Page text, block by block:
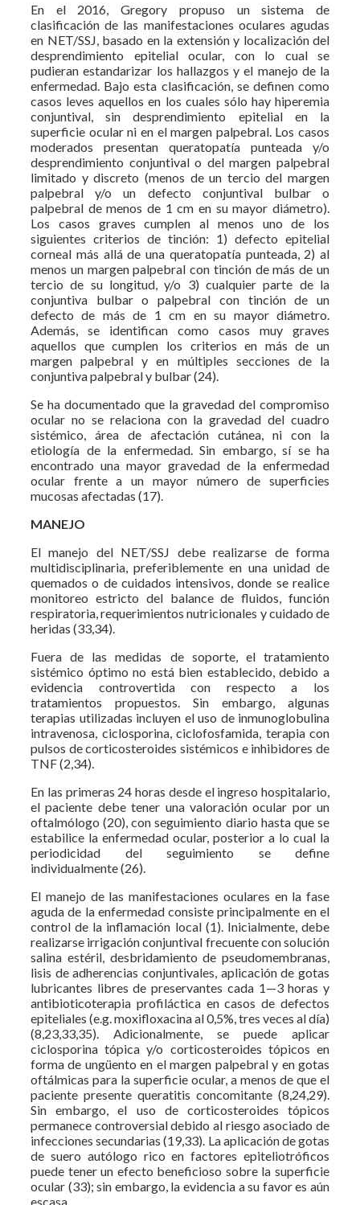
En el 2016, Gregory propuso un sistema de
clasificación de las manifestaciones oculares agudas
en NET/SSJ, basado en la extensión y localización del
desprendimiento epitelial ocular, con lo cual se
pudieran estandarizar los hallazgos y el manejo de la
enfermedad. Bajo esta clasificación, se definen como
casos leves aquellos en los cuales sólo hay hiperemia
conjuntival, sin desprendimiento epitelial en la
superficie ocular ni en el margen palpebral. Los casos
moderados presentan queratopatía punteada y/o
desprendimiento conjuntival o del margen palpebral
limitado y discreto (menos de un tercio del margen
palpebral y/o un defecto conjuntival bulbar o
palpebral de menos de 1 cm en su mayor diámetro).
Los casos graves cumplen al menos uno de los
siguientes criterios de tinción: 1) defecto epitelial
corneal más allá de una queratopatía punteada, 2) al
menos un margen palpebral con tinción de más de un
tercio de su longitud, y/o 3) cualquier parte de la
conjuntiva bulbar o palpebral con tinción de un
defecto de más de 1 cm en su mayor diámetro.
Además, se identifican como casos muy graves
aquellos que cumplen los criterios en más de un
margen palpebral y en múltiples secciones de la
conjuntiva palpebral y bulbar (24).
Se ha documentado que la gravedad del compromiso
ocular no se relaciona con la gravedad del cuadro
sistémico, área de afectación cutánea, ni con la
etiología de la enfermedad. Sin embargo, sí se ha
encontrado una mayor gravedad de la enfermedad
ocular frente a un mayor número de superficies
mucosas afectadas (17).
MANEJO
El manejo del NET/SSJ debe realizarse de forma
multidisciplinaria, preferiblemente en una unidad de
quemados o de cuidados intensivos, donde se realice
monitoreo estricto del balance de fluidos, función
respiratoria, requerimientos nutricionales y cuidado de
heridas (33,34).
Fuera de las medidas de soporte, el tratamiento
sistémico óptimo no está bien establecido, debido a
evidencia controvertida con respecto a los
tratamientos propuestos. Sin embargo, algunas
terapias utilizadas incluyen el uso de inmunoglobulina
intravenosa, ciclosporina, ciclofosfamida, terapia con
pulsos de corticosteroides sistémicos e inhibidores de
TNF (2,34).
En las primeras 24 horas desde el ingreso hospitalario,
el paciente debe tener una valoración ocular por un
oftalmólogo (20), con seguimiento diario hasta que se
estabilice la enfermedad ocular, posterior a lo cual la
periodicidad del seguimiento se define
individualmente (26).
El manejo de las manifestaciones oculares en la fase
aguda de la enfermedad consiste principalmente en el
control de la inflamación local (1). Inicialmente, debe
realizarse irrigación conjuntival frecuente con solución
salina estéril, desbridamiento de pseudomembranas,
lisis de adherencias conjuntivales, aplicación de gotas
lubricantes libres de preservantes cada 1—3 horas y
antibioticoterapia profiláctica en casos de defectos
epiteliales (e.g. moxifloxacina al 0,5%, tres veces al día)
(8,23,33,35). Adicionalmente, se puede aplicar
ciclosporina tópica y/o corticosteroides tópicos en
forma de ungüento en el margen palpebral y en gotas
oftálmicas para la superficie ocular, a menos de que el
paciente presente queratitis concomitante (8,24,29).
Sin embargo, el uso de corticosteroides tópicos
permanece controversial debido al riesgo asociado de
infecciones secundarias (19,33). La aplicación de gotas
de suero autólogo rico en factores epiteliotróficos
puede tener un efecto beneficioso sobre la superficie
ocular (33); sin embargo, la evidencia a su favor es aún
escasa.